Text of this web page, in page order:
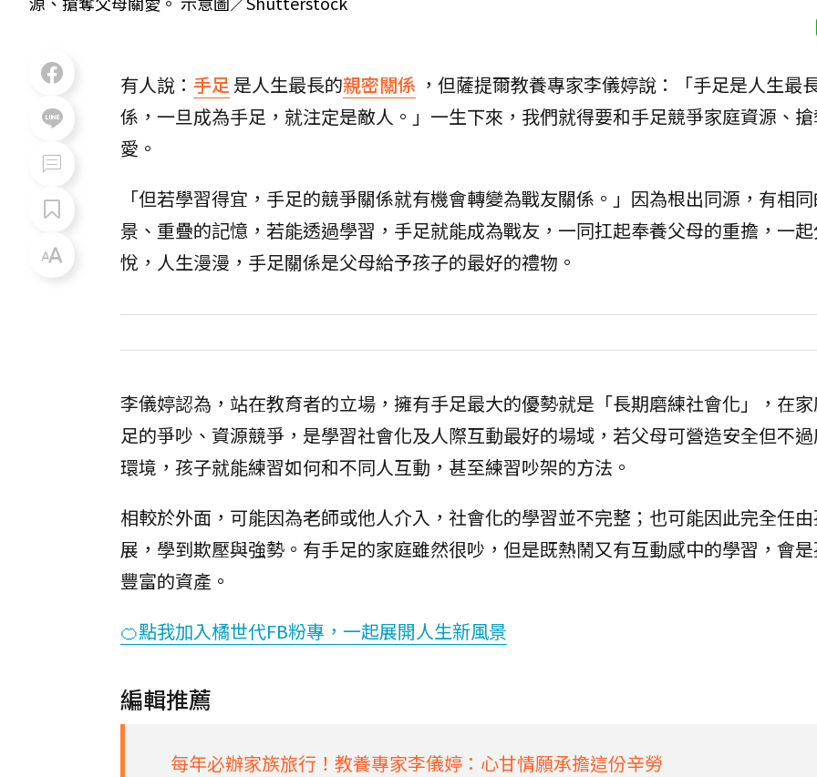
有人說： 手足 是人生最長的親密關係 ，但薩提爾教養專家李儀婷說：「手足是人生最
係，一旦成為手足，就注定是敵人。」一生下來，我們就得要和手足競爭家庭資源、
愛。
「但若學習得宜，手足的競爭關係就有機會轉變為戰友關係。」因為根出同源，有相
景、重疊的記憶，若能透過學習，手足就能成為戰友，一同扛起奉養父母的重擔，一
悅，人生漫漫，手足關係是父母給予孩子的最好的禮物。
李儀婷認為，站在教育者的立場，擁有手足最大的優勢就是「長期磨練社會化」，在
足的爭吵、資源競爭，是學習社會化及人際互動最好的場域，若父母可營造安全但不
環境，孩子就能練習如何和不同人互動，甚至練習吵架的方法。
相較於外面，可能因為老師或他人介入，社會化的學習並不完整；也可能因此完全任
展，學到欺壓與強勢。有手足的家庭雖然很吵，但是既熱鬧又有互動感中的學習，會
豐富的資產。
🍊點我加入橘世代FB粉專，一起展開人生新風景
編輯推薦
每年必辦家族旅行！教養專家李儀婷：心甘情願承擔這份辛勞